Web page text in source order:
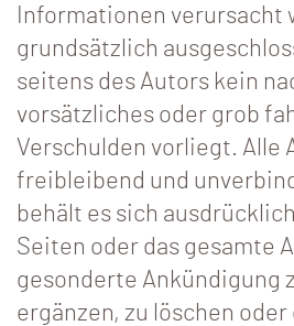
Informationen verursacht
grundsätzlich
seitens des Autors kein
vorsätzliches oder grob
Verschulden vorliegt. Alle
freibleibend und
behält es sich
Seiten oder das gesamte
gesonderte Ankündigung
ergänzen, zu löschen oder